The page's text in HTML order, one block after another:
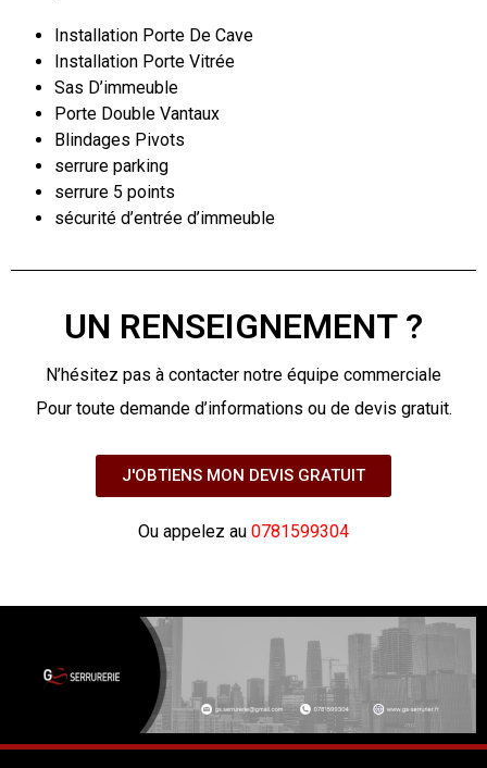
Installation Porte De Cave
Installation Porte Vitrée
Sas D’immeuble
Porte Double Vantaux
Blindages Pivots
serrure parking
serrure 5 points
sécurité d’entrée d’immeuble
UN RENSEIGNEMENT ?
N’hésitez pas à contacter notre équipe commerciale
Pour toute demande d’informations ou de devis gratuit.
J'OBTIENS MON DEVIS GRATUIT
Ou appelez au 0781599304